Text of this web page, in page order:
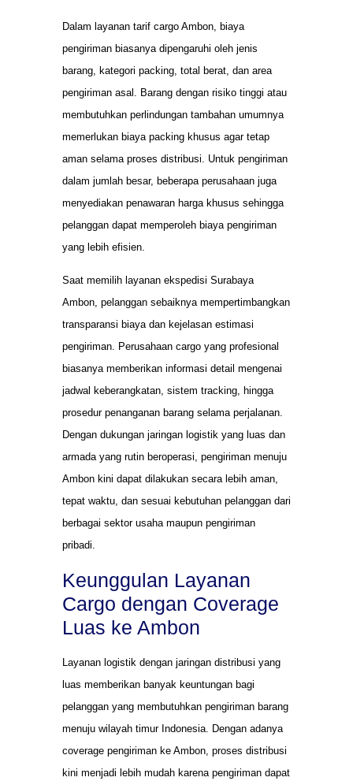
Dalam layanan tarif cargo Ambon, biaya
pengiriman biasanya dipengaruhi oleh jenis
barang, kategori packing, total berat, dan area
pengiriman asal. Barang dengan risiko tinggi atau
membutuhkan perlindungan tambahan umumnya
memerlukan biaya packing khusus agar tetap
aman selama proses distribusi. Untuk pengiriman
dalam jumlah besar, beberapa perusahaan juga
menyediakan penawaran harga khusus sehingga
pelanggan dapat memperoleh biaya pengiriman
yang lebih efisien.
Saat memilih layanan ekspedisi Surabaya
Ambon, pelanggan sebaiknya mempertimbangkan
transparansi biaya dan kejelasan estimasi
pengiriman. Perusahaan cargo yang profesional
biasanya memberikan informasi detail mengenai
jadwal keberangkatan, sistem tracking, hingga
prosedur penanganan barang selama perjalanan.
Dengan dukungan jaringan logistik yang luas dan
armada yang rutin beroperasi, pengiriman menuju
Ambon kini dapat dilakukan secara lebih aman,
tepat waktu, dan sesuai kebutuhan pelanggan dari
berbagai sektor usaha maupun pengiriman
pribadi.
Keunggulan Layanan
Cargo dengan Coverage
Luas ke Ambon
Layanan logistik dengan jaringan distribusi yang
luas memberikan banyak keuntungan bagi
pelanggan yang membutuhkan pengiriman barang
menuju wilayah timur Indonesia. Dengan adanya
coverage pengiriman ke Ambon, proses distribusi
kini menjadi lebih mudah karena pengiriman dapat